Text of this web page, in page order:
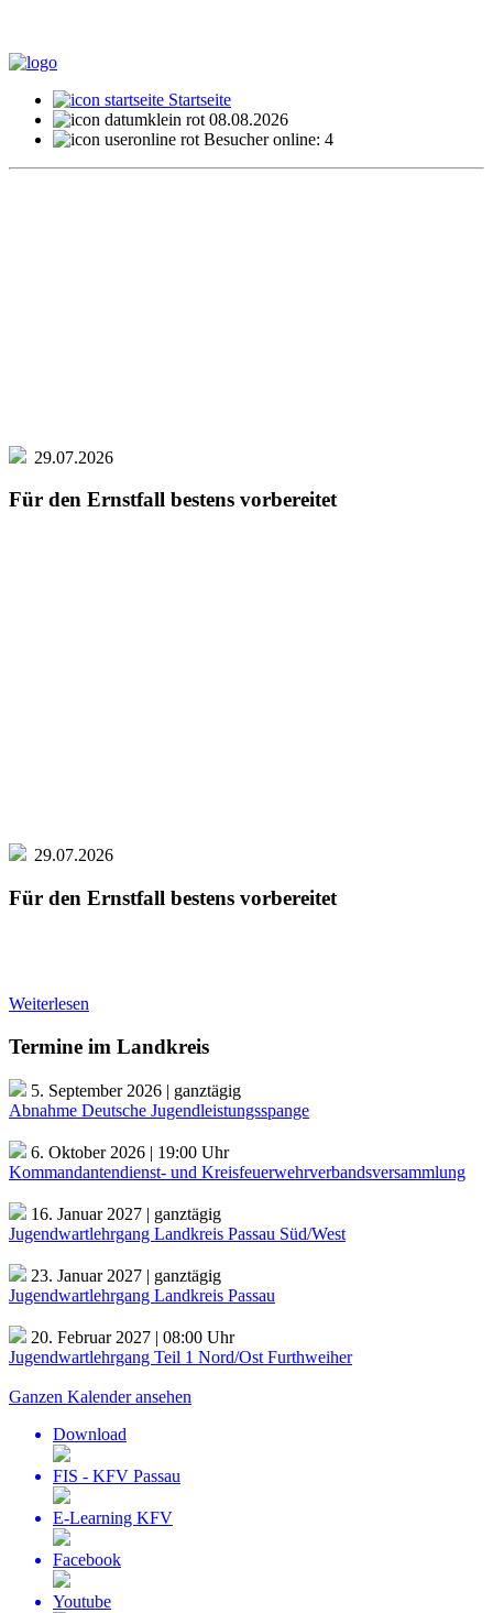
Startseite
08.08.2026
Besucher online: 4
29.07.2026
Für den Ernstfall bestens vorbereitet
29.07.2026
Für den Ernstfall bestens vorbereitet
Weiterlesen
Termine im Landkreis
5. September 2026 | ganztägig
Abnahme Deutsche Jugendleistungsspange
6. Oktober 2026 | 19:00 Uhr
Kommandantendienst- und Kreisfeuerwehrverbandsversammlung
16. Januar 2027 | ganztägig
Jugendwartlehrgang Landkreis Passau Süd/West
23. Januar 2027 | ganztägig
Jugendwartlehrgang Landkreis Passau
20. Februar 2027 | 08:00 Uhr
Jugendwartlehrgang Teil 1 Nord/Ost Furthweiher
Ganzen Kalender ansehen
Download
FIS - KFV Passau
E-Learning KFV
Facebook
Youtube